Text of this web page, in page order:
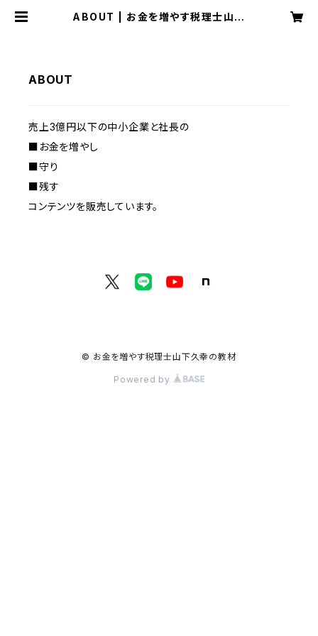
ABOUT | お金を増やす税理士山下
ABOUT
売上3億円以下の中小企業と社長の
■お金を増やし
■守り
■残す
コンテンツを販売しています。
© お金を増やす税理士山下久幸の教材
Powered by